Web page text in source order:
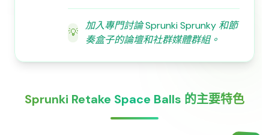
💡
加入專門討論 Sprunki Sprunky 和節
奏盒子的論壇和社群媒體群組。
Sprunki Retake Space Balls 的主要特色